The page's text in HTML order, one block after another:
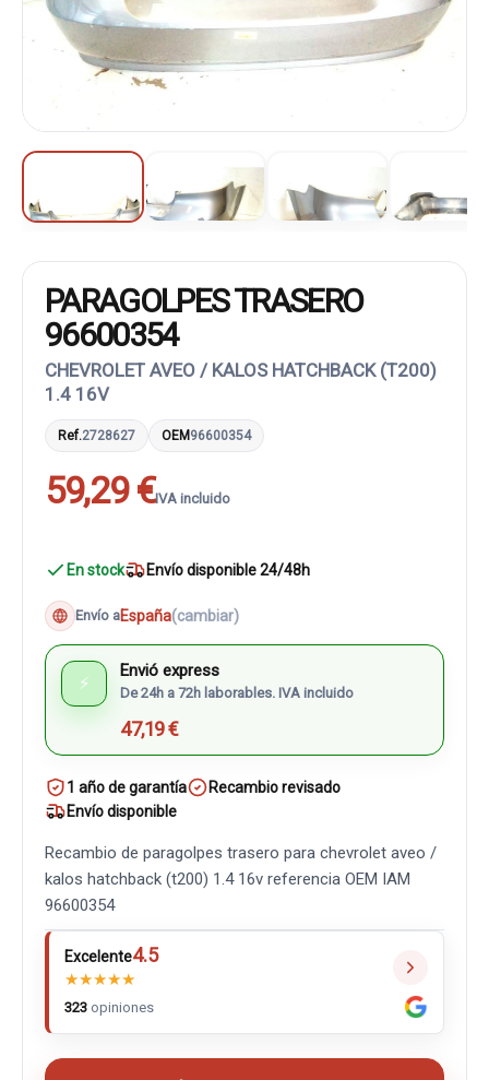
PARAGOLPES TRASERO
96600354
CHEVROLET AVEO / KALOS HATCHBACK (T200)
1.4 16V
Ref.2728627 OEM96600354
59,29 €IVA incluido
En stock Envío disponible 24/48h
Envío aEspaña(cambiar)
⚡
Envió express
De 24h a 72h laborables. IVA incluido
47,19 €
1 año de garantía
Recambio revisado
Envío disponible
Recambio de paragolpes trasero para chevrolet aveo /
kalos hatchback (t200) 1.4 16v referencia OEM IAM
96600354
Excelente4.5
★★★★★
323 opiniones